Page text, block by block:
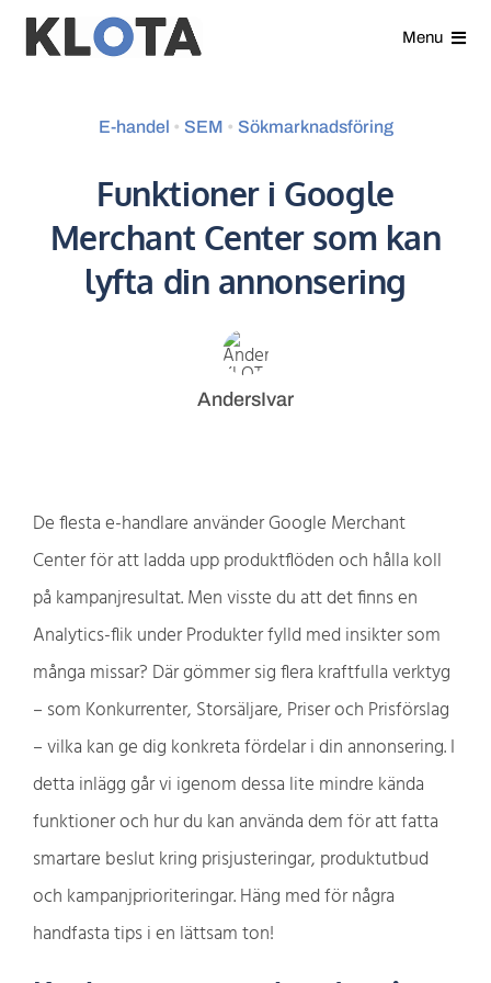
direkt
Menu
Kundcase
Nyheter
Om oss
E-handel • SEM • Sökmarknadsföring
Funktioner i Google
Merchant Center som kan
lyfta din annonsering
AndersIvar
De flesta e-handlare använder Google Merchant
Center för att ladda upp produktflöden och hålla koll
på kampanjresultat. Men visste du att det finns en
Analytics-flik under Produkter fylld med insikter som
många missar? Där gömmer sig flera kraftfulla verktyg
– som Konkurrenter, Storsäljare, Priser och Prisförslag
– vilka kan ge dig konkreta fördelar i din annonsering. I
detta inlägg går vi igenom dessa lite mindre kända
funktioner och hur du kan använda dem för att fatta
smartare beslut kring prisjusteringar, produktutbud
och kampanjprioriteringar. Häng med för några
handfasta tips i en lättsam ton!